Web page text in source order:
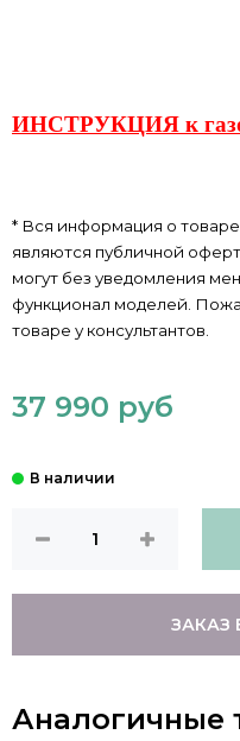
ИНСТРУКЦИЯ к
* Вся информация о
являются публичной
могут без уведомления
функционал моделей.
товаре у консультантов.
37 990 руб
ЗАКАЗ
Аналогичные